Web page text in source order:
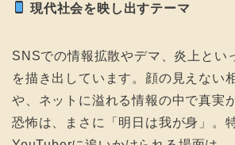
現代社会を映し出すテーマ
SNSでの情報拡散やデマ、炎上とい
を描き出しています。顔の見えない
や、ネットに溢れる情報の中で真実
恐怖は、まさに「明日は我が身」。